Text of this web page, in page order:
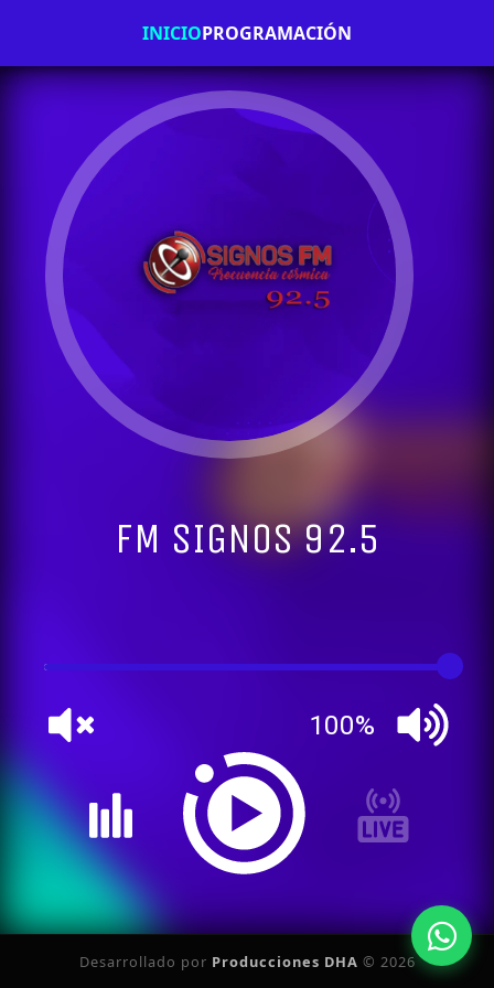
INICIOPROGRAMACIÓN
FM SIGNOS 92.5
100%
Desarrollado por Producciones DHA © 2026